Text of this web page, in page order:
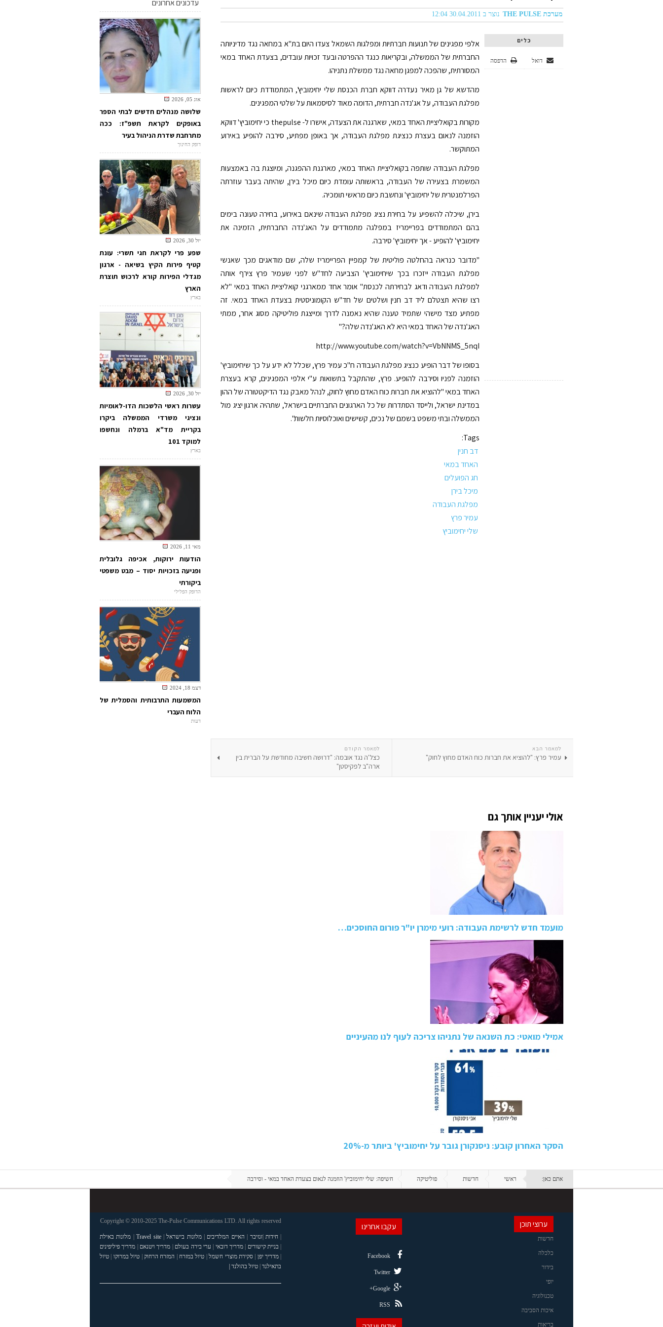
מערכת THE PULSE נוצר ב 30.04.2011 12:04
כלים
הדפסה דואל
אלפי מפגינים של תנועות חברתיות ומפלגות השמאל צעדו היום בת"א במחאה נגד מדיניותה
החברתית של הממשלה, ובקריאות כנגד ההפרטה ובעד זכויות עובדים, בצעדת האחד במאי
המסורתית, שהפכה למפגן מחאה נגד ממשלת נתניהו.
מהדשא של גן מאיר נעדרה דווקא חברת הכנסת שלי יחימוביץ', המתמודדת כיום לראשות
מפלגת העבודה, על אג'נדה חברתית, הדומה מאוד לסיסמאות על שלטי המפגינים.
מקורות בקואליציית האחד במאי, שארגנה את הצעדה, אישרו ל- thepulse כי יחימוביץ' דווקא
הוזמנה לנאום בעצרת כנציגת מפלגת העבודה, אך באופן מפתיע, סירבה להופיע באירוע
המתוקשר.
מפלגת העבודה שותפה בקואליציית האחד במאי, מארגנת ההפגנה, ומיוצגת בה באמצעות
המשמרת בצעירה של העבודה, בראשותה עומדת כיום מיכל בירן, שהיתה בעבר עוזרתה
הפרלמנטרית של יחימוביץ' ונחשבת כיום מראשי תומכיה.
בירן, שיכלה להשפיע על בחירת נציג מפלגת העבודה שינאם באירוע, בחירה טעונה בימים
בהם המתמודדים בפריימריז במפלגה מתמודדים על האג'נדה החברתית, הזמינה את
יחימוביץ' להופיע - אך יחימוביץ' סירבה.
"מדובר כנראה בהחלטה פוליטית של קמפיין הפריימריז שלה, שם מודאגים מכך שאנשי
מפלגת העבודה ייזכרו בכך שיחימוביץ' הצביעה לחד"ש לפני שעמיר פרץ צירף אותה
למפלגת העבודה ודאג לבחירתה לכנסת" אומר אחד ממארגני קואליציית האחד במאי "לא
רצו שהיא תצטלם ליד דב חנין ושלטים של חד"ש הקומוניסטית בצעדת האחד במאי. זה
מפתיע מצד מישהי שתמיד טענה שהיא נאמנה לדרך ומייצגת פוליטיקה מסוג אחר, ממתי
האג'נדה של האחד במאי היא לא האג'נדה שלה?"
http://www.youtube.com/watch?v=VbNNMS_5nqI
בסופו של דבר הופיע כנציג מפלגת העבודה ח"כ עמיר פרץ, שכלל לא ידע על כך שיחימוביץ'
הוזמנה לפניו וסירבה להופיע. פרץ, שהתקבל בתשואות ע"י אלפי המפגינים, קרא בעצרת
האחד במאי "להוציא את חברות כוח האדם מחוץ לחוק, לנהל מאבק נגד הדיקטטורה של ההון
במדינת ישראל, ולייסד הסתדרות של כל הארגונים החברתיים בישראל, שתהיה ארגון יציג מול
הממשלה ובתי משפט בשמם של נכים, קשישים ואוכלוסיות חלשות".
Tags:
דב חנין
האחד במאי
חג הפועלים
מיכל בירן
מפלגת העבודה
עמיר פרץ
שלי יחימוביץ
למאמר הקודם
כצל'ה נגד אובמה: "דרושה חשיבה מחודשת על הברית בין
ארה"ב לפקיסטן"
למאמר הבא
עמיר פרץ: "להוציא את חברות כוח האדם מחוץ לחוק"
אולי יעניין אותך גם
מועמד חדש לרשימת העבודה: רועי מימרן יו"ר פורום החוסכים…
אמילי מואטי: כת השנאה של נתניהו צריכה לעוף לנו מהעיניים
הסקר האחרון קובע: ניסנקורן גובר על יחימוביץ' ביותר מ-20%
עדכונים אחרונים
אוג 05, 2026
שלושה מנהלים חדשים לבתי הספר
באופקים לקראת תשפ"ז: ככה
מתרחבת שדרת הניהול בעיר
דופק החינוך
יול 30, 2026
שפע פרי לקראת חגי תשרי: עונת
קטיף פירות הקיץ בשיאה - ארגון
מגדלי הפירות קורא לרכוש תוצרת
הארץ
בארץ
יול 30, 2026
עשרות ראשי הלשכות הדו-לאומיות
ונציגי משרדי הממשלה ביקרו
בקריית מד"א ברמלה ונחשפו
למוקד 101
בארץ
מאי 11, 2026
הודעות ירוקות, אכיפה גלובלית
ופגיעה בזכויות יסוד – מבט משפטי
ביקורתי
הדופק הפלילי
דצמ 18, 2024
המשמעות התרבותית והסמלית של
הלוח העברי
דעות
אתם כאן: ראשי חדשות פוליטיקה חשיפה: שלי יחימוביץ' הוזמנה לנאום בצעדת האחד במאי - וסירבה
ערוצי תוכן
חדשות
כלכלה
בידור
יופי
טכנולוגיה
איכות הסביבה
בריאות
עקבו אחרינו
Facebook
Twitter
Google+
RSS
Copyright © 2010-2025 The-Pulse Communications LTD. All rights reserved
| חידות |זנזיבר | האיים המלדיבים |מלונות בישראל|
Travel site
| מלונות באילת
| בניית קישורים |מדריך דובאי | ערי בירה בעולם | מדריך ויטנאם | מדריך פיליפינים
| מדריך יפן |סקירת מוצרי חשמל| טיול במזרח | המזרח הרחוק | טיול במרוקו | טיול
בתאילנד| טיול בהולנד |